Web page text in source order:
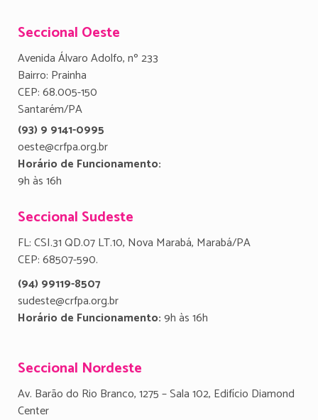
Seccional Oeste
Avenida Álvaro Adolfo, nº 233
Bairro: Prainha
CEP: 68.005-150
Santarém/PA
(93) 9 9141-0995
oeste@crfpa.org.br
Horário de Funcionamento:
9h às 16h
Seccional Sudeste
FL: CSI.31 QD.07 LT.10, Nova Marabá, Marabá/PA
CEP: 68507-590.
(94) 99119-8507
sudeste@crfpa.org.br
Horário de Funcionamento:9h às 16h
Seccional Nordeste
Av. Barão do Rio Branco, 1275 – Sala 102, Edifício Diamond
Center